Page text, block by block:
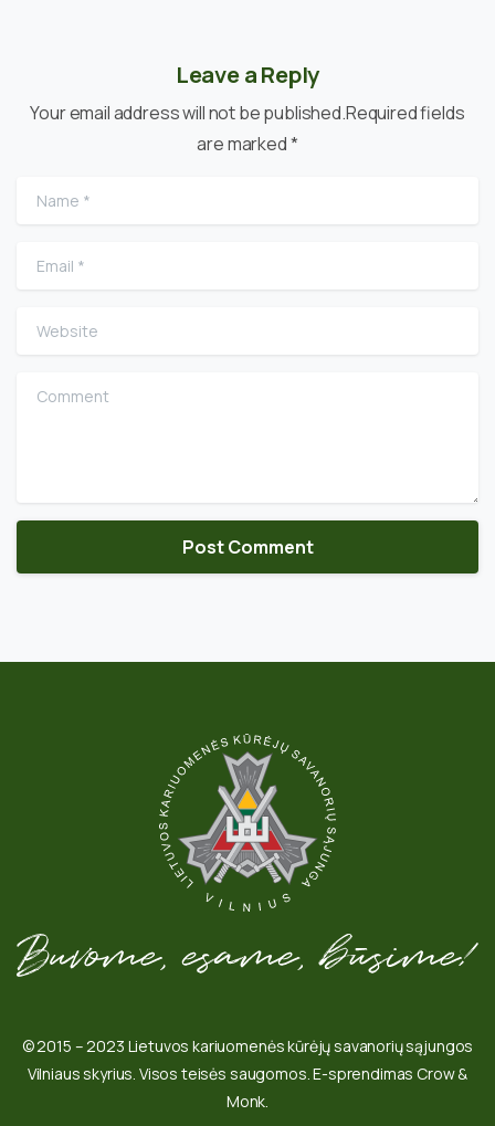
Leave a Reply
Your email address will not be published.Required fields
are marked *
Name
Email
Website
Comment
© 2015 – 2023 Lietuvos kariuomenės kūrėjų savanorių sąjungos
Vilniaus skyrius. Visos teisės saugomos. E-sprendimas Crow &
Monk.